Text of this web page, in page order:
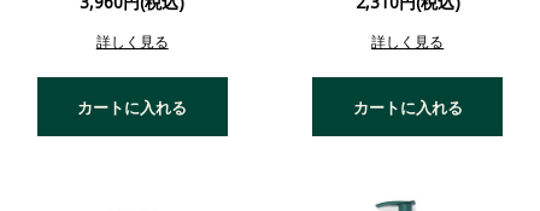
詳しく見る
カートに入れる
詳しく見る
カートに入れる